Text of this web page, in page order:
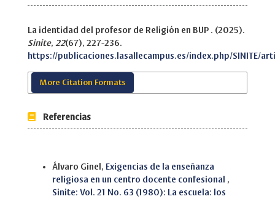
La identidad del profesor de Religión en BUP . (2025).
Sinite, 22(67), 227-236.
https://publicaciones.lasallecampus.es/index.php/SINITE/
More Citation Formats
Referencias
Álvaro Ginel, Exigencias de la enseñanza
religiosa en un centro docente confesional ,
Sinite: Vol. 21 No. 63 (1980): La escuela: los